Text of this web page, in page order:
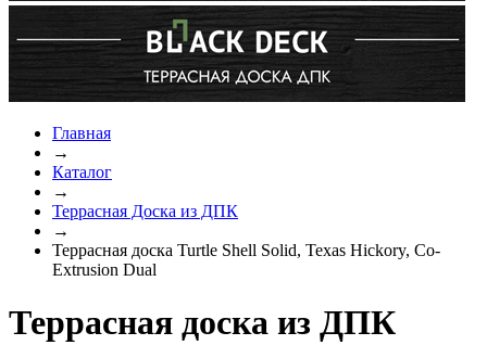
Главная
→
Каталог
→
Террасная Доска из ДПК
→
Террасная доска Turtle Shell Solid, Texas Hickory, Co-
Extrusion Dual
Террасная доска из ДПК